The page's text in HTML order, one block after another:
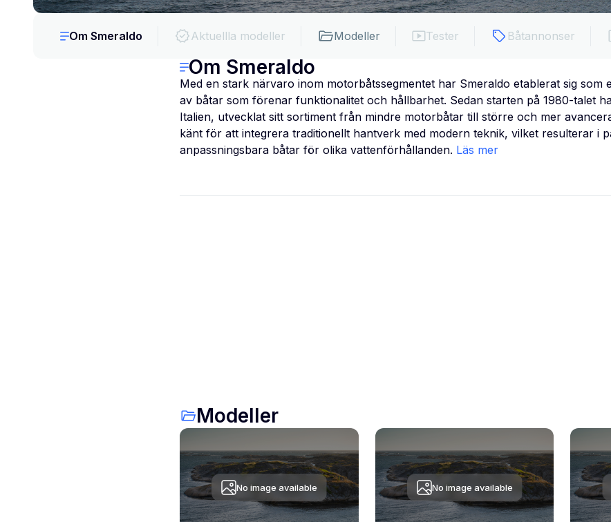
Om Smeraldo Aktuellla modeller Modeller Tester Båtannonser
Om Smeraldo
Med en stark närvaro inom motorbåtssegmentet har Smeraldo etablerat sig som
av båtar som förenar funktionalitet och hållbarhet. Sedan starten på 1980-talet
Italien, utvecklat sitt sortiment från mindre motorbåtar till större och mer
känt för att integrera traditionellt hantverk med modern teknik, vilket resulterar i
anpassningsbara båtar för olika vattenförhållanden. Läs mer
Modeller
No image available No image available